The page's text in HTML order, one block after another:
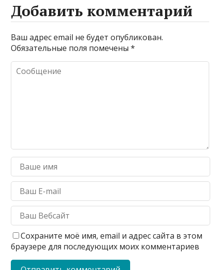
Добавить комментарий
Ваш адрес email не будет опубликован.
Обязательные поля помечены*
Сохраните моё имя, email и адрес сайта в этом
браузере для последующих моих комментариев